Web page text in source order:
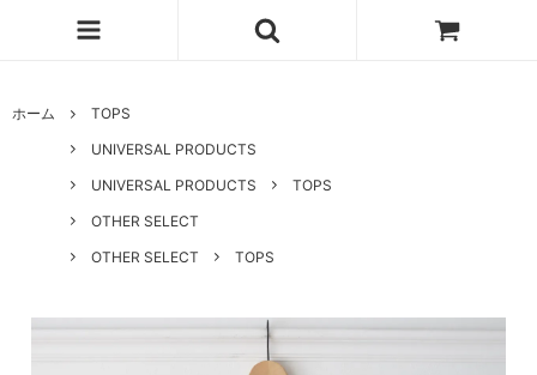
ホーム
TOPS
UNIVERSAL PRODUCTS
UNIVERSAL PRODUCTS
TOPS
OTHER SELECT
OTHER SELECT
TOPS